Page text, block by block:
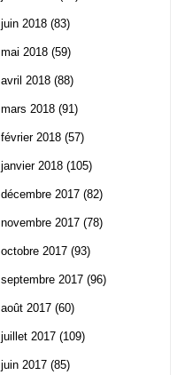
juin 2018 (83)
mai 2018 (59)
avril 2018 (88)
mars 2018 (91)
février 2018 (57)
janvier 2018 (105)
décembre 2017 (82)
novembre 2017 (78)
octobre 2017 (93)
septembre 2017 (96)
août 2017 (60)
juillet 2017 (109)
juin 2017 (85)